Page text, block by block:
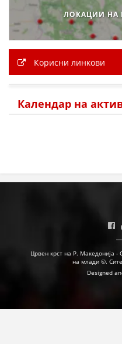
ЛОКАЦИИ НА
Корисни линкови
Календар на
Црвен крст на Р. Македонија -
на млади ©.
Designed